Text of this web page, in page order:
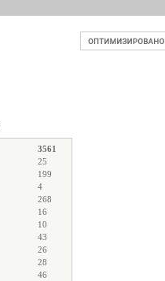
3561
25
199
4
268
16
10
43
26
28
46